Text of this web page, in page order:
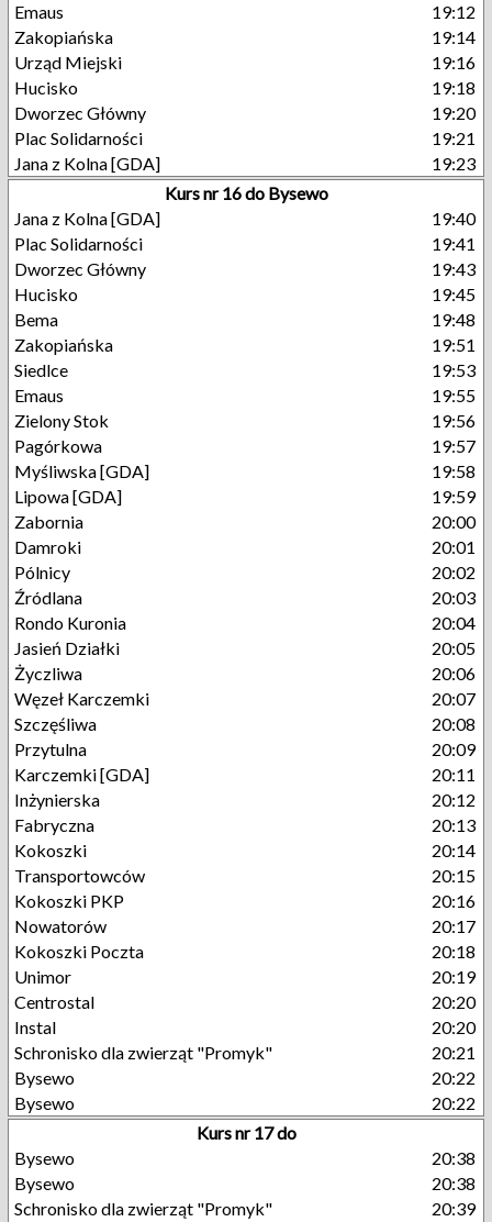
Emaus
19:12
Zakopiańska
19:14
Urząd Miejski
19:16
Hucisko
19:18
Dworzec Główny
19:20
Plac Solidarności
19:21
Jana z Kolna [GDA]
19:23
Kurs nr 16 do Bysewo
Jana z Kolna [GDA]
19:40
Plac Solidarności
19:41
Dworzec Główny
19:43
Hucisko
19:45
Bema
19:48
Zakopiańska
19:51
Siedlce
19:53
Emaus
19:55
Zielony Stok
19:56
Pagórkowa
19:57
Myśliwska [GDA]
19:58
Lipowa [GDA]
19:59
Zabornia
20:00
Damroki
20:01
Pólnicy
20:02
Źródlana
20:03
Rondo Kuronia
20:04
Jasień Działki
20:05
Życzliwa
20:06
Węzeł Karczemki
20:07
Szczęśliwa
20:08
Przytulna
20:09
Karczemki [GDA]
20:11
Inżynierska
20:12
Fabryczna
20:13
Kokoszki
20:14
Transportowców
20:15
Kokoszki PKP
20:16
Nowatorów
20:17
Kokoszki Poczta
20:18
Unimor
20:19
Centrostal
20:20
Instal
20:20
Schronisko dla zwierząt "Promyk"
20:21
Bysewo
20:22
Bysewo
20:22
Kurs nr 17 do
Bysewo
20:38
Bysewo
20:38
Schronisko dla zwierząt "Promyk"
20:39